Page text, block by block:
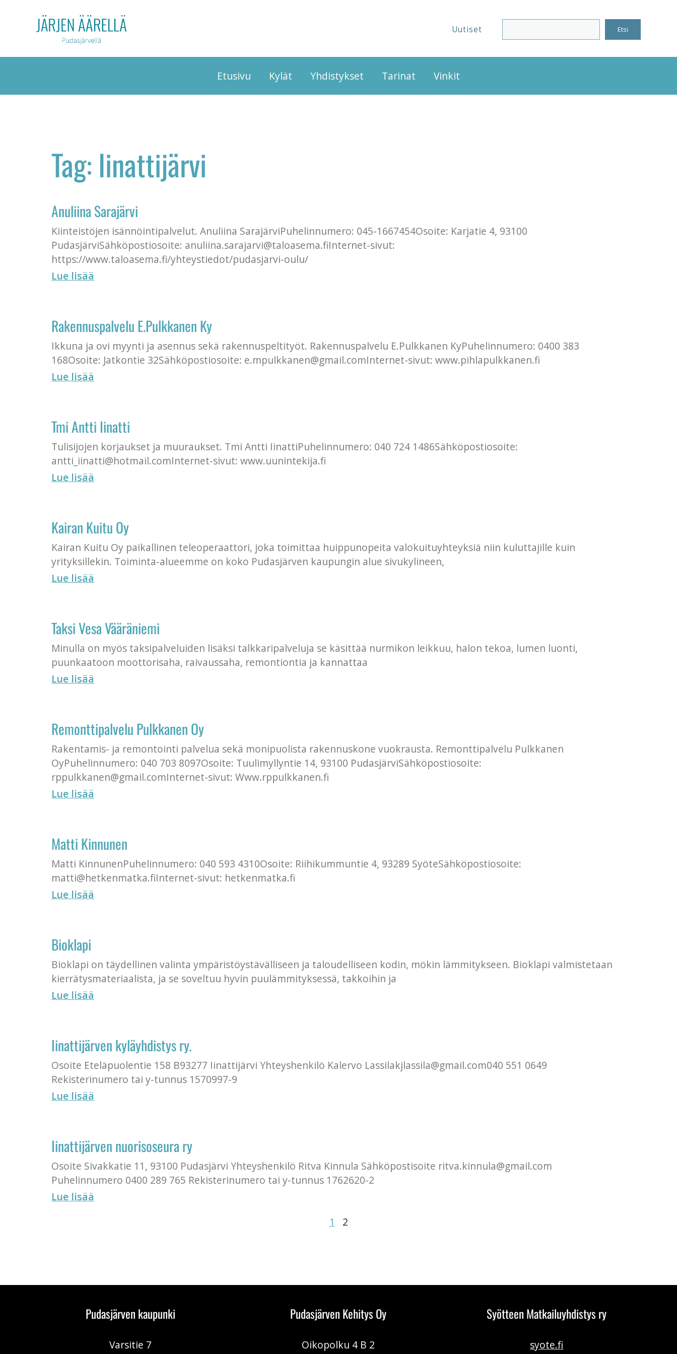
Uutiset Etsi
Etusivu Kylät Yhdistykset Tarinat Vinkit
Tag: Iinattijärvi
Anuliina Sarajärvi
Kiinteistöjen isännöintipalvelut. Anuliina SarajärviPuhelinnumero: 045-1667454Osoite: Karjatie 4, 93100
PudasjärviSähköpostiosoite: anuliina.sarajarvi@taloasema.fiInternet-sivut:
https://www.taloasema.fi/yhteystiedot/pudasjarvi-oulu/
Lue lisää
Rakennuspalvelu E.Pulkkanen Ky
Ikkuna ja ovi myynti ja asennus sekä rakennuspeltityöt. Rakennuspalvelu E.Pulkkanen KyPuhelinnumero: 0400 383
168Osoite: Jatkontie 32Sähköpostiosoite: e.mpulkkanen@gmail.comInternet-sivut: www.pihlapulkkanen.fi
Lue lisää
Tmi Antti Iinatti
Tulisijojen korjaukset ja muuraukset. Tmi Antti IinattiPuhelinnumero: 040 724 1486Sähköpostiosoite:
antti_iinatti@hotmail.comInternet-sivut: www.uunintekija.fi
Lue lisää
Kairan Kuitu Oy
Kairan Kuitu Oy paikallinen teleoperaattori, joka toimittaa huippunopeita valokuituyhteyksiä niin kuluttajille kuin
yrityksillekin. Toiminta-alueemme on koko Pudasjärven kaupungin alue sivukylineen,
Lue lisää
Taksi Vesa Vääräniemi
Minulla on myös taksipalveluiden lisäksi talkkaripalveluja se käsittää nurmikon leikkuu, halon tekoa, lumen luonti,
puunkaatoon moottorisaha, raivaussaha, remontiontia ja kannattaa
Lue lisää
Remonttipalvelu Pulkkanen Oy
Rakentamis- ja remontointi palvelua sekä monipuolista rakennuskone vuokrausta. Remonttipalvelu Pulkkanen
OyPuhelinnumero: 040 703 8097Osoite: Tuulimyllyntie 14, 93100 PudasjärviSähköpostiosoite:
rppulkkanen@gmail.comInternet-sivut: Www.rppulkkanen.fi
Lue lisää
Matti Kinnunen
Matti KinnunenPuhelinnumero: 040 593 4310Osoite: Riihikummuntie 4, 93289 SyöteSähköpostiosoite:
matti@hetkenmatka.fiInternet-sivut: hetkenmatka.fi
Lue lisää
Bioklapi
Bioklapi on täydellinen valinta ympäristöystävälliseen ja taloudelliseen kodin, mökin lämmitykseen. Bioklapi valmistetaan
kierrätysmateriaalista, ja se soveltuu hyvin puulämmityksessä, takkoihin ja
Lue lisää
Iinattijärven kyläyhdistys ry.
Osoite Eteläpuolentie 158 B93277 Iinattijärvi Yhteyshenkilö Kalervo Lassilakjlassila@gmail.com040 551 0649
Rekisterinumero tai y-tunnus 1570997-9
Lue lisää
Iinattijärven nuorisoseura ry
Osoite Sivakkatie 11, 93100 Pudasjärvi Yhteyshenkilö Ritva Kinnula Sähköpostisoite ritva.kinnula@gmail.com
Puhelinnumero 0400 289 765 Rekisterinumero tai y-tunnus 1762620-2
Lue lisää
1
2
Pudasjärven kaupunki
Varsitie 7
Pudasjärven Kehitys Oy
Oikopolku 4 B 2
Syötteen Matkailuyhdistys ry
syote.fi